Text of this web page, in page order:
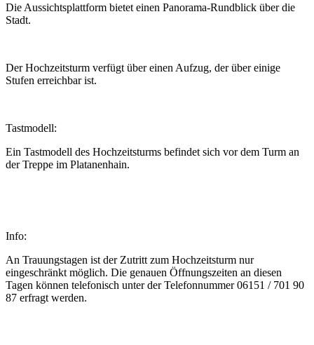
Die Aussichtsplattform bietet einen Panorama-Rundblick über die
Stadt.
Der Hochzeitsturm verfügt über einen Aufzug, der über einige
Stufen erreichbar ist.
Tastmodell:
Ein Tastmodell des Hochzeitsturms befindet sich vor dem Turm an
der Treppe im Platanenhain.
Info:
An Trauungstagen ist der Zutritt zum Hochzeitsturm nur
eingeschränkt möglich. Die genauen Öffnungszeiten an diesen
Tagen können telefonisch unter der Telefonnummer 06151 / 701 90
87 erfragt werden.